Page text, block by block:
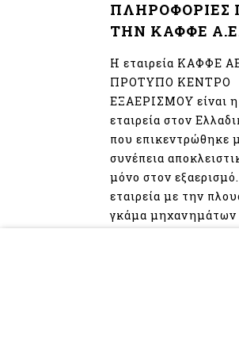
ΠΛΗΡΟΦΟΡΙΕΣ
ΤΗΝ ΚΑΦΦΕ
Η εταιρεία ΚΑΦΦΕ
ΠΡΟΤΥΠΟ ΚΕΝΤΡΟ
ΕΞΑΕΡΙΣΜΟΥ είναι
εταιρεία στον
που επικεντρώθηκε
συνέπεια
μόνο στον
εταιρεία με την
γκάμα μηχανημάτων